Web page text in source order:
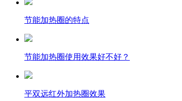
节能加热圈的特点
节能加热圈使用效果好不好？
平双远红外加热圈效果